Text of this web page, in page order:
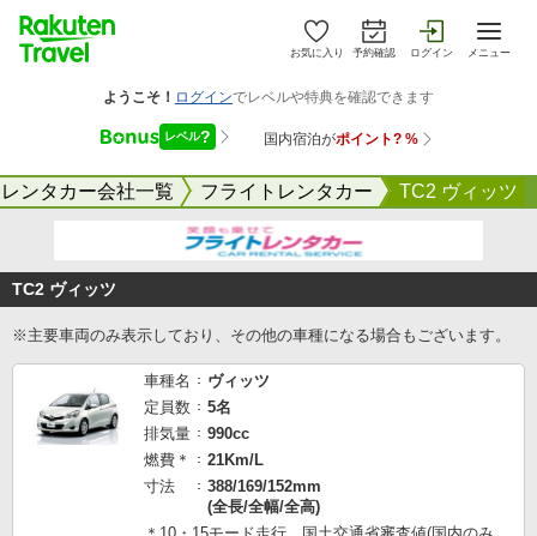
お気に入り 予約確認 ログイン メニュー
レンタカー会社一覧 フライトレンタカー TC2 ヴィッツ
TC2 ヴィッツ
※主要車両のみ表示しており、その他の車種になる場合もございます。
車種名
ヴィッツ
定員数
5名
排気量
990cc
燃費＊
21Km/L
寸法
388/169/152mm
(全長/全幅/全高)